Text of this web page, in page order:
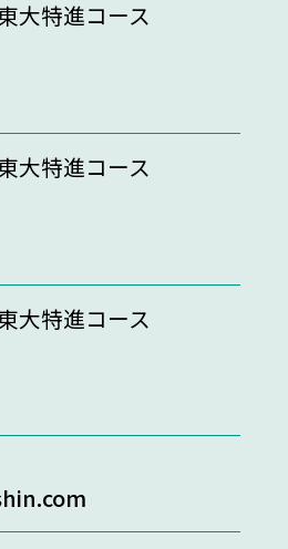
大特進コース
大特進コース
大特進コース